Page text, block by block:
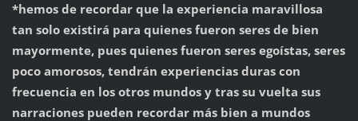
*hemos de recordar que la experiencia maravillosa
tan solo existirá para quienes fueron seres de bien
mayormente, pues quienes fueron seres egoístas, seres
poco amorosos, tendrán experiencias duras con
frecuencia en los otros mundos y tras su vuelta sus
narraciones pueden recordar más bien a mundos